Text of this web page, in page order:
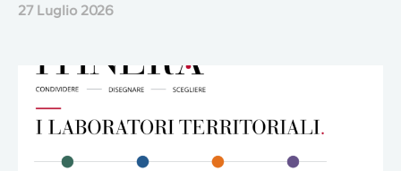
27 Luglio 2026